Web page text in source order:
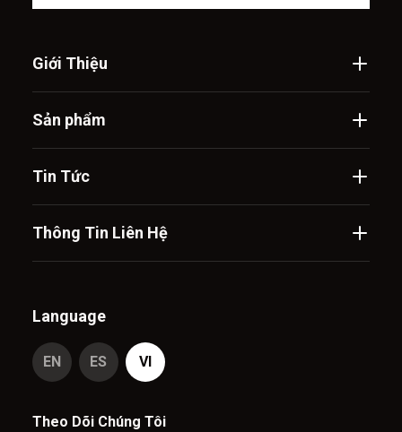
Giới Thiệu
Sản phẩm
Tin Tức
Thông Tin Liên Hệ
Language
EN ES VI
Theo Dõi Chúng Tôi